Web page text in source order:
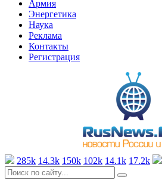
Армия
Энергетика
Наука
Реклама
Контакты
Регистрация
285k 14.3k 150k 102k 14.1k 17.2k